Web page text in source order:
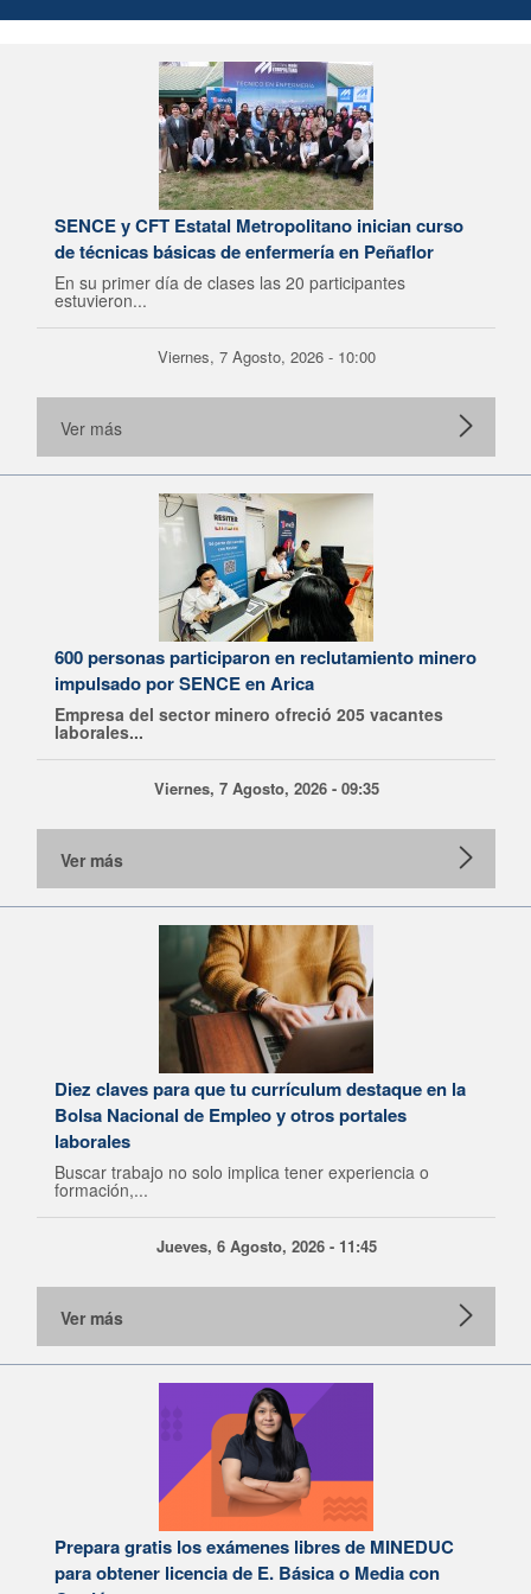
SENCE y CFT Estatal Metropolitano inician curso
de técnicas básicas de enfermería en Peñaflor
En su primer día de clases las 20 participantes
estuvieron...
Viernes, 7 Agosto, 2026 - 10:00
Ver más
600 personas participaron en reclutamiento minero
impulsado por SENCE en Arica
Empresa del sector minero ofreció 205 vacantes
laborales...
Viernes, 7 Agosto, 2026 - 09:35
Ver más
Diez claves para que tu currículum destaque en la
Bolsa Nacional de Empleo y otros portales
laborales
Buscar trabajo no solo implica tener experiencia o
formación,...
Jueves, 6 Agosto, 2026 - 11:45
Ver más
Prepara gratis los exámenes libres de MINEDUC
para obtener licencia de E. Básica o Media con